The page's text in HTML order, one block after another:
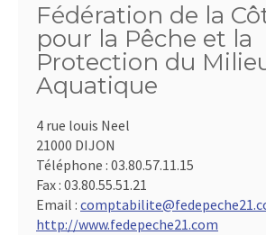
Fédération de la
pour la Pêche et la
Protection du
Aquatique
4 rue louis Neel
21000 DIJON
Téléphone : 03.80.57.11.15
Fax : 03.80.55.51.21
Email :
http://www.fedepeche21.com